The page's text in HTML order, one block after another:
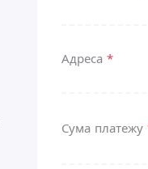
Адреса *
Сума платежу